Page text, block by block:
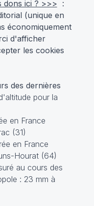
dons ici ? >>> :
(unique en
économiquement
d'afficher
les cookies
des dernières
pour la
en France
(31)
en France
Hourat (64)
au cours des
: 23 mm à